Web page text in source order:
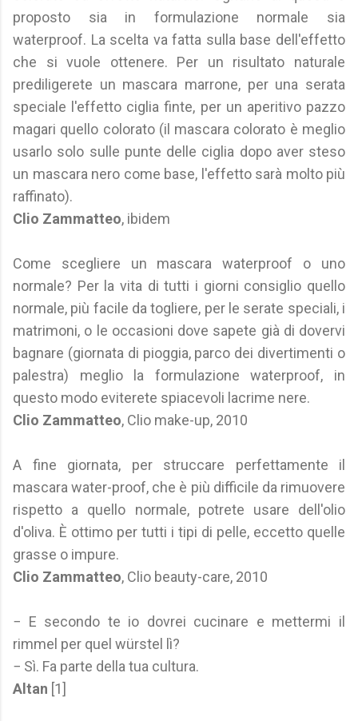
proposto sia in formulazione normale sia
waterproof. La scelta va fatta sulla base dell'effetto
che si vuole ottenere. Per un risultato naturale
prediligerete un mascara marrone, per una serata
speciale l'effetto ciglia finte, per un aperitivo pazzo
magari quello colorato (il mascara colorato è meglio
usarlo solo sulle punte delle ciglia dopo aver steso
un mascara nero come base, l'effetto sarà molto più
raffinato).
Clio Zammatteo, ibidem
Come scegliere un mascara waterproof o uno
normale? Per la vita di tutti i giorni consiglio quello
normale, più facile da togliere, per le serate speciali, i
matrimoni, o le occasioni dove sapete già di dovervi
bagnare (giornata di pioggia, parco dei divertimenti o
palestra) meglio la formulazione waterproof, in
questo modo eviterete spiacevoli lacrime nere.
Clio Zammatteo, Clio make-up, 2010
A fine giornata, per struccare perfettamente il
mascara water-proof, che è più difficile da rimuovere
rispetto a quello normale, potrete usare dell'olio
d'oliva. È ottimo per tutti i tipi di pelle, eccetto quelle
grasse o impure.
Clio Zammatteo, Clio beauty-care, 2010
− E secondo te io dovrei cucinare e mettermi il
rimmel per quel würstel lì?
− Sì. Fa parte della tua cultura.
Altan [1]